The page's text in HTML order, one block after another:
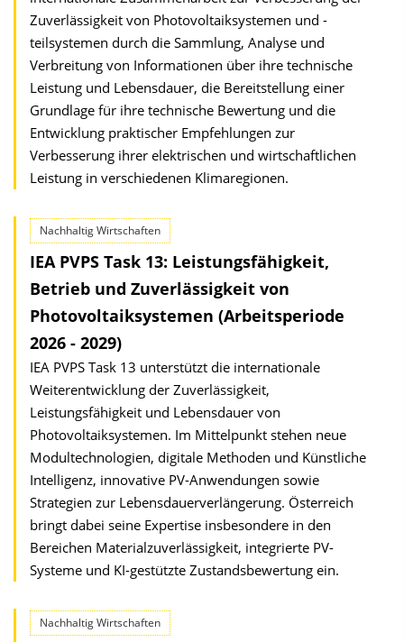
Zuverlässigkeit von Photovoltaiksystemen und -
teilsystemen durch die Sammlung, Analyse und
Verbreitung von Informationen über ihre technische
Leistung und Lebensdauer, die Bereitstellung einer
Grundlage für ihre technische Bewertung und die
Entwicklung praktischer Empfehlungen zur
Verbesserung ihrer elektrischen und wirtschaftlichen
Leistung in verschiedenen Klimaregionen.
Nachhaltig Wirtschaften
IEA PVPS Task 13: Leistungsfähigkeit,
Betrieb und Zuverlässigkeit von
Photovoltaiksystemen (Arbeitsperiode
2026 - 2029)
IEA PVPS Task 13 unterstützt die internationale
Weiterentwicklung der Zuverlässigkeit,
Leistungsfähigkeit und Lebensdauer von
Photovoltaiksystemen. Im Mittelpunkt stehen neue
Modultechnologien, digitale Methoden und Künstliche
Intelligenz, innovative PV-Anwendungen sowie
Strategien zur Lebensdauerverlängerung. Österreich
bringt dabei seine Expertise insbesondere in den
Bereichen Materialzuverlässigkeit, integrierte PV-
Systeme und KI-gestützte Zustandsbewertung ein.
Nachhaltig Wirtschaften